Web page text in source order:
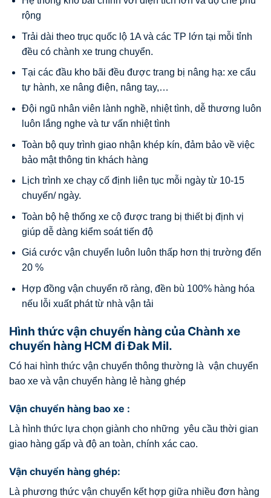
rộng
Trải dài theo trục quốc lộ 1A và các TP lớn tại mỗi tỉnh
đều có chành xe trung chuyển.
Tại các đầu kho bãi đều được trang bị nâng hạ: xe cẩu
tự hành, xe nâng điện, nâng tay,…
Đội ngũ nhân viên lành nghề, nhiệt tình, dễ thương luôn
luôn lắng nghe và tư vấn nhiệt tình
Toàn bộ quy trình giao nhận khép kín, đảm bảo về việc
bảo mật thông tin khách hàng
Lịch trình xe chạy cố định liên tục mỗi ngày từ 10-15
chuyến/ ngày.
Toàn bộ hệ thống xe cộ được trang bị thiết bị định vị
giúp dễ dàng kiểm soát tiến độ
Giá cước vận chuyển luôn luôn thấp hơn thị trường đến
20 %
Hợp đồng vận chuyển rõ ràng, đền bù 100% hàng hóa
nếu lỗi xuất phát từ nhà vận tải
Hình thức vận chuyển hàng của Chành xe
chuyển hàng HCM đi Đak Mil.
Có hai hình thức vận chuyển thông thường là vận chuyển
bao xe và vận chuyển hàng lẻ hàng ghép
Vận chuyển hàng bao xe :
Là hình thức lựa chọn giành cho những yêu cầu thời gian
giao hàng gấp và độ an toàn, chính xác cao.
Vận chuyển hàng ghép:
Là phương thức vận chuyển kết hợp giữa nhiều đơn hàng